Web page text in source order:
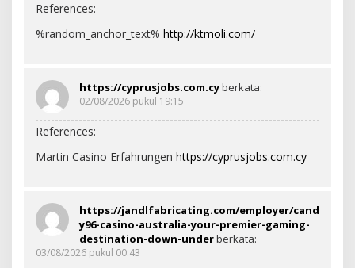
References:
%random_anchor_text% http://ktmoli.com/
https://cyprusjobs.com.cyberkata:
02/08/2026 pukul 19:15
References:
Martin Casino Erfahrungen https://cyprusjobs.com.cy
https://jandlfabricating.com/employer/cand
y96-casino-australia-your-premier-gaming-
destination-down-underberkata:
03/08/2026 pukul 00:43